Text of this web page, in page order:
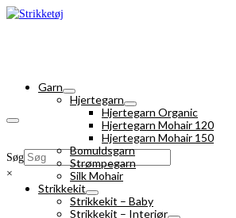
Søg
×
Garn
Hjertegarn
Hjertegarn Organic
Hjertegarn Mohair 120
Hjertegarn Mohair 150
Bomuldsgarn
Strømpegarn
Silk Mohair
Strikkekit
Strikkekit – Baby
Strikkekit – Interiør